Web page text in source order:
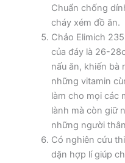
Chuẩn chống
cháy xém đồ ăn.
Chảo Elimich
của đáy là 26-
nấu ăn, khiến bà
những vitamin
làm cho mọi các
lành mà còn giữ
những người
Có nghiên cứu
dặn hợp lí giúp